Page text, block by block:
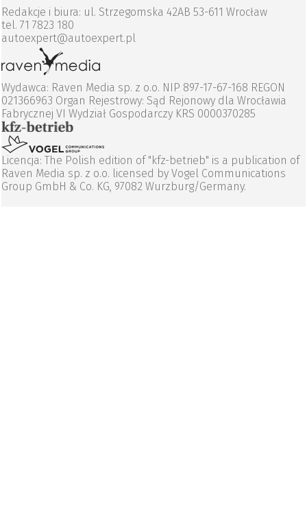
Redakcje i biura: ul. Strzegomska 42AB 53-611 Wrocław
tel. 71 7823 180
autoexpert@autoexpert.pl
Wydawca: Raven Media sp. z o.o. NIP 897-17-67-168 REGON
021366963 Organ Rejestrowy: Sąd Rejonowy dla Wrocławia
Fabrycznej VI Wydział Gospodarczy KRS 0000370285
Licencja: The Polish edition of "kfz-betrieb" is a publication of
Raven Media sp. z o.o. licensed by Vogel Communications
Group GmbH & Co. KG, 97082 Wurzburg/Germany.